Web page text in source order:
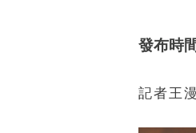
發布時
記者王